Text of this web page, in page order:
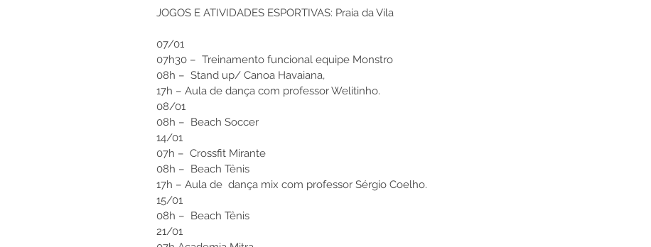
JOGOS E ATIVIDADES ESPORTIVAS: Praia da Vila
07/01
07h30 –  Treinamento funcional equipe Monstro
08h –  Stand up/ Canoa Havaiana,
17h – Aula de dança com professor Welitinho.
08/01
08h –  Beach Soccer
14/01
07h –  Crossfit Mirante
08h –  Beach Tênis
17h – Aula de  dança mix com professor Sérgio Coelho.
15/01
08h –  Beach Tênis
21/01